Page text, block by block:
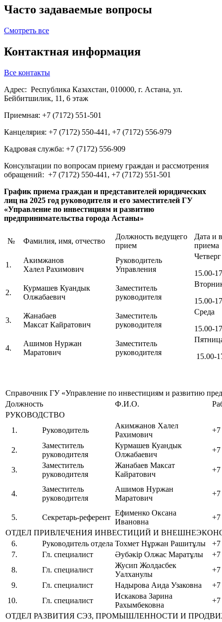
Часто задаваемые вопросы
Смотреть все
Контактная информация
Все контакты
Адрес: Республика Казахстан, 010000, г. Астана, ул.
Бейбитшилик, 11, 6 этаж
Приемная: +7 (7172) 551-501
Канцелярия: +7 (7172) 550-441, +7 (7172) 556-979
Кадровая служба: +7 (7172) 556-909
Консультации по вопросам приему граждан и рассмотрения
обращений: +7 (7172) 550-441, +7 (7172) 551-501
График приема граждан и представителей юридических
лиц на 2025 год руководителя и его заместителей ГУ
«Управление по инвестициям и развитию
предпринимательства города Астаны»
№ Фамилия, имя, отчество
Должность ведущего
прием
Дата и
приема
1.
Акимжанов
Халел Рахимович
Руководитель
Управления
Четверг
15.00-
2.
Курмашев Куандык
Олжабаевич
Заместитель
руководителя
15.00-
3.
Жанабаев
Максат Кайратович
Заместитель
руководителя
Среда
15.00-
4.
Ашимов Нуржан
Маратович
Заместитель
руководителя
15.00-
Справочник ГУ «Управление по инвестициям и развитию
Должность
Ф.И.О.
РУКОВОДСТВО
1.
Руководитель
Акимжанов Халел
Рахимович
+7
2.
Заместитель
руководителя
Курмашев Куандык
Олжабаевич
+7
3.
Заместитель
руководителя
Жанабаев Максат
Кайратович
+7
4.
Заместитель
руководителя
Ашимов Нуржан
Маратович
+7
5. Секретарь-референт
Ефименко Оксана
Ивановна
+7
ОТДЕЛ ПРИВЛЕЧЕНИЯ ИНВЕСТИЦИЙ И
6.
Руководитель отдела Тохмет Нұржан Рашитұлы
+7
7.
Гл. специалист Әубәкір Олжас Маратұлы
+7
8.
Гл. специалист
Жусип Жолдасбек
Уалханулы
+7
9.
Гл. специалист Надырова Аида Узаковна
+7
10.
Гл. специалист
Искакова Зарина
Рахымбековна
+7
ОТДЕЛ РАЗВИТИЯ СЭЗ, ПРОМЫШЛЕННОСТИ И